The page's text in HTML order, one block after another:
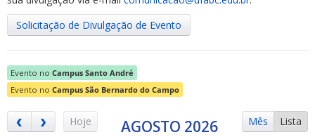
Solicitação de Divulgação de Evento
Evento no Campus Santo André
Evento no Campus São Bernardo do Campo
Hoje Mês Lista
AGOSTO 2026